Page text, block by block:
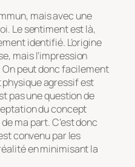
mais avec une
Le sentiment est là,
identifié. L’origine
mais l’impression
On peut donc facilement
agressif est
pas une question de
du concept
ma part. C’est donc
convenu par les
en minimisant la